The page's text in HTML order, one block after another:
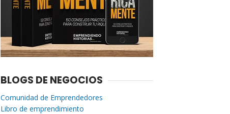
BLOGS DE NEGOCIOS
Comunidad de Emprendedores
Libro de emprendimiento